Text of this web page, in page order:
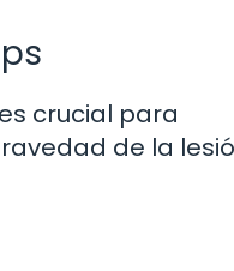
crucial para
de la